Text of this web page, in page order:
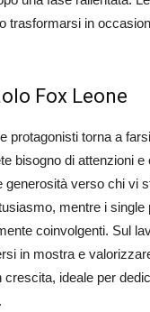
trasformarsi in
Fox Leone
protagonisti torna a
bisogno di attenzioni
generosità verso chi vi
mentre i single
coinvolgenti. Sul
in mostra e
crescita, ideale per